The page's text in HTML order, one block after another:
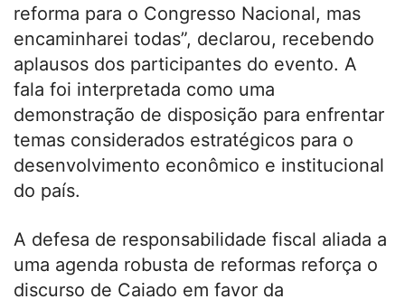
reforma para o Congresso Nacional, mas
encaminharei todas”, declarou, recebendo
aplausos dos participantes do evento. A
fala foi interpretada como uma
demonstração de disposição para enfrentar
temas considerados estratégicos para o
desenvolvimento econômico e institucional
do país.
A defesa de responsabilidade fiscal aliada a
uma agenda robusta de reformas reforça o
discurso de Caiado em favor da